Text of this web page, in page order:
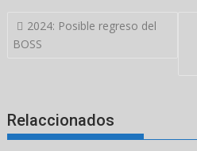
Navegación
de
2024: Posible regreso del
BOSS
Relaccionados